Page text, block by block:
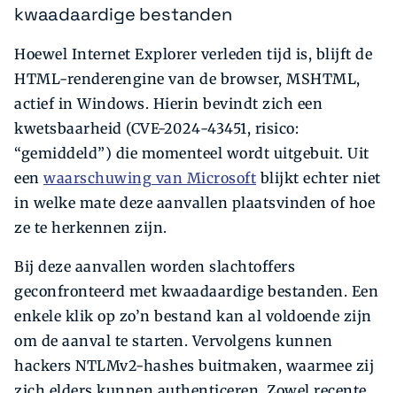
kwaadaardige bestanden
Hoewel Internet Explorer verleden tijd is, blijft de
HTML-renderengine van de browser, MSHTML,
actief in Windows. Hierin bevindt zich een
kwetsbaarheid (CVE-2024-43451, risico:
“gemiddeld”) die momenteel wordt uitgebuit. Uit
een waarschuwing van Microsoft blijkt echter niet
in welke mate deze aanvallen plaatsvinden of hoe
ze te herkennen zijn.
Bij deze aanvallen worden slachtoffers
geconfronteerd met kwaadaardige bestanden. Een
enkele klik op zo’n bestand kan al voldoende zijn
om de aanval te starten. Vervolgens kunnen
hackers NTLMv2-hashes buitmaken, waarmee zij